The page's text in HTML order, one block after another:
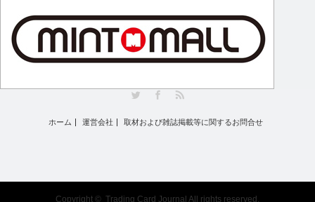
ホーム 運営会社 取材および雑誌掲載等に関するお問合せ
Copyright © Trading Card Journal All rights reserved.